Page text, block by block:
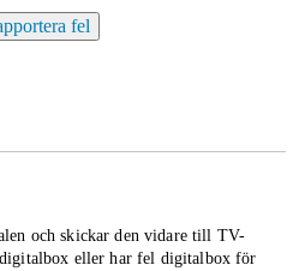
fel
och skickar den vidare till TV-
digitalbox eller har fel digitalbox för